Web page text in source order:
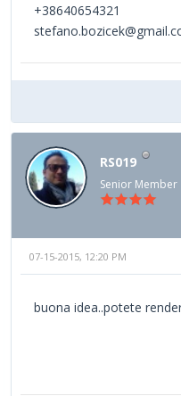
+38640654321
RS019
Senior Member
07-15-2015, 12:20 PM
buona idea..potete